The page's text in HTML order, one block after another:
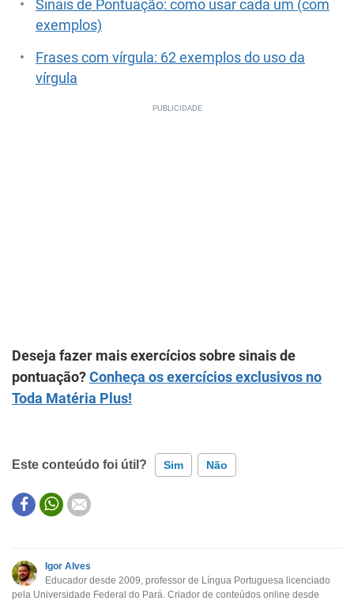
Sinais de Pontuação: como usar cada um (com
exemplos)
Frases com vírgula: 62 exemplos do uso da
vírgula
Deseja fazer mais exercícios sobre sinais de
pontuação? Conheça os exercícios exclusivos no
Toda Matéria Plus!
Este conteúdo foi útil? Sim Não
Este conteúdo não tem a informação que procuro
Outro
Igor Alves
Educador desde 2009, professor de Língua Portuguesa licenciado
pela Universidade Federal do Pará. Criador de conteúdos online desde